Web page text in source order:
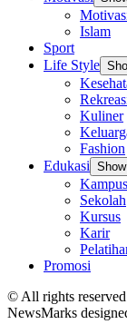
Islam
Sport
Life Style
Kuliner
Fashion
Edukasi
Kampus
Sekolah
Kursus
Karir
Promosi
© All rights
NewsMarks